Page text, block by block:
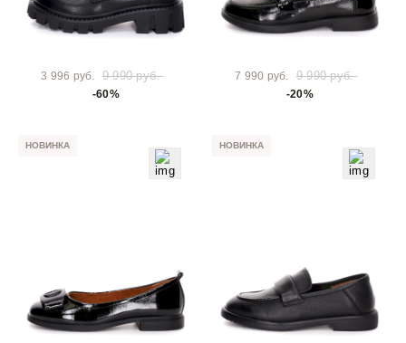
3 996 руб. 9 990 руб.
-60%
7 990 руб. 9 990 руб.
-20%
НОВИНКА НОВИНКА